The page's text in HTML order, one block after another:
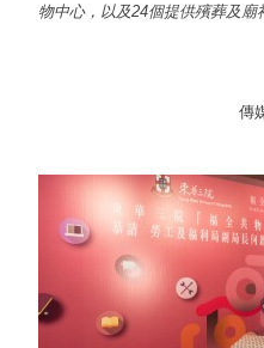
物中心，以及24個提供殯葬及廟
傳